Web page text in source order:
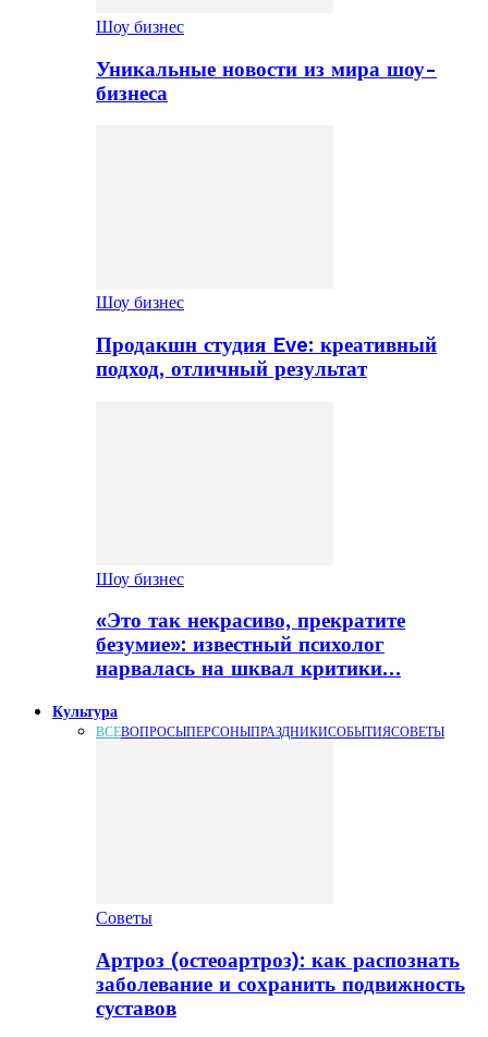
Шоу бизнес
Уникальные новости из мира шоу-
бизнеса
Шоу бизнес
Продакшн студия Eve: креативный
подход, отличный результат
Шоу бизнес
«Это так некрасиво, прекратите
безумие»: известный психолог
нарвалась на шквал критики…
Культура
ВСЕВОПРОСЫПЕРСОНЫПРАЗДНИКИСОБЫТИЯСОВЕТЫ
Советы
Артроз (остеоартроз): как распознать
заболевание и сохранить подвижность
суставов